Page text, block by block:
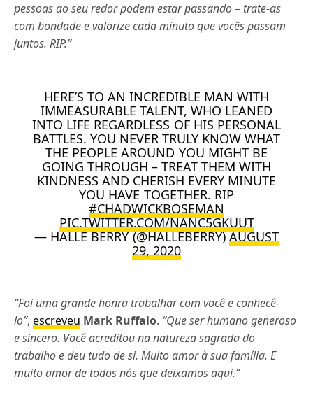
pessoas ao seu redor podem estar passando – trate-as
com bondade e valorize cada minuto que vocês passam
juntos. RIP.”
HERE’S TO AN INCREDIBLE MAN WITH
IMMEASURABLE TALENT, WHO LEANED
INTO LIFE REGARDLESS OF HIS PERSONAL
BATTLES. YOU NEVER TRULY KNOW WHAT
THE PEOPLE AROUND YOU MIGHT BE
GOING THROUGH – TREAT THEM WITH
KINDNESS AND CHERISH EVERY MINUTE
YOU HAVE TOGETHER. RIP
#CHADWICKBOSEMAN
PIC.TWITTER.COM/NANC5GKUUT
— HALLE BERRY (@HALLEBERRY)AUGUST
29, 2020
“Foi uma grande honra trabalhar com você e conhecê-
lo”,escreveu Mark Ruffalo. “Que ser humano generoso
e sincero. Você acreditou na natureza sagrada do
trabalho e deu tudo de si. Muito amor à sua família. E
muito amor de todos nós que deixamos aqui.”